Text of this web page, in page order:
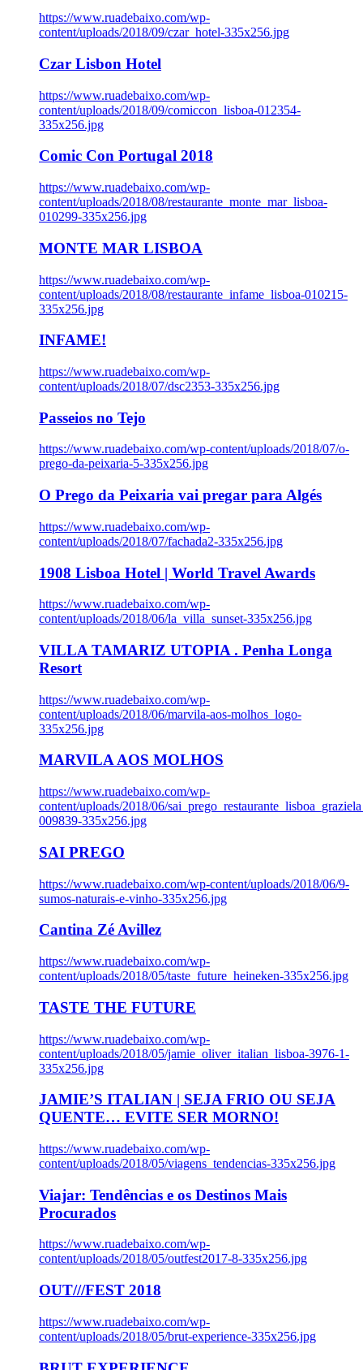
https://www.ruadebaixo.com/wp-
content/uploads/2018/09/czar_hotel-335x256.jpg
Czar Lisbon Hotel
https://www.ruadebaixo.com/wp-
content/uploads/2018/09/comiccon_lisboa-012354-
335x256.jpg
Comic Con Portugal 2018
https://www.ruadebaixo.com/wp-
content/uploads/2018/08/restaurante_monte_mar_lisboa-
010299-335x256.jpg
MONTE MAR LISBOA
https://www.ruadebaixo.com/wp-
content/uploads/2018/08/restaurante_infame_lisboa-010215-
335x256.jpg
INFAME!
https://www.ruadebaixo.com/wp-
content/uploads/2018/07/dsc2353-335x256.jpg
Passeios no Tejo
https://www.ruadebaixo.com/wp-content/uploads/2018/07/o-
prego-da-peixaria-5-335x256.jpg
O Prego da Peixaria vai pregar para Algés
https://www.ruadebaixo.com/wp-
content/uploads/2018/07/fachada2-335x256.jpg
1908 Lisboa Hotel | World Travel Awards
https://www.ruadebaixo.com/wp-
content/uploads/2018/06/la_villa_sunset-335x256.jpg
VILLA TAMARIZ UTOPIA . Penha Longa
Resort
https://www.ruadebaixo.com/wp-
content/uploads/2018/06/marvila-aos-molhos_logo-
335x256.jpg
MARVILA AOS MOLHOS
https://www.ruadebaixo.com/wp-
content/uploads/2018/06/
009839-335x256.jpg
SAI PREGO
https://www.ruadebaixo.com/wp-content/uploads/2018/06/9-
sumos-naturais-e-vinho-335x256.jpg
Cantina Zé Avillez
https://www.ruadebaixo.com/wp-
content/uploads/2018/05/taste_future_heineken-335x256.jpg
TASTE THE FUTURE
https://www.ruadebaixo.com/wp-
content/uploads/2018/05/jamie_oliver_italian_lisboa-3976-1-
335x256.jpg
JAMIE’S ITALIAN | SEJA FRIO OU SEJA
QUENTE… EVITE SER MORNO!
https://www.ruadebaixo.com/wp-
content/uploads/2018/05/viagens_tendencias-335x256.jpg
Viajar: Tendências e os Destinos Mais
Procurados
https://www.ruadebaixo.com/wp-
content/uploads/2018/05/outfest2017-8-335x256.jpg
OUT///FEST 2018
https://www.ruadebaixo.com/wp-
content/uploads/2018/05/brut-experience-335x256.jpg